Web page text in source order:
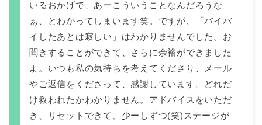
いるおかげで、あーこういうことなんだろうな
ぁ、とわかってしまいます笑。ですが、「バイバ
イしたあとは寂しい」はわかりませんでした。お
聞きすることができて、さらに余裕ができました
よ。いつも私の気持ちを考えてくださり、メール
やご返信をくださって、感謝しています。どれだ
け救われたかわかりません。アドバイスをいただ
き、リセットできて、少ーしずつ(笑)ステージが